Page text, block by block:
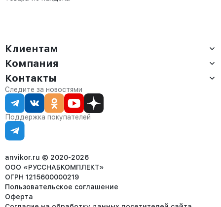
Клиентам
Доставка
Оплата
Сервис
Статус заказа
Статьи
Компания
О компании
Контакты
Партнёрам
Контакты
Отдел продаж:
8 (800) 234-22-62
corp@anvikor.ru
Ежедневно, с 7:00-19:00 (МСК)
Отдел рекламации:
8 (953) 455-25-61
Следите за новостями
Поддержка покупателей
anvikor.ru © 2020-2026
ООО «РУССНАБКОМПЛЕКТ»
ОГРН 1215600000219
Пользовательское соглашение
Оферта